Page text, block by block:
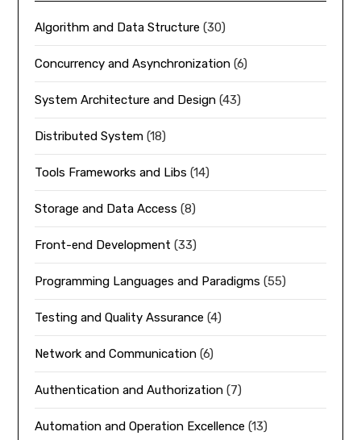
Algorithm and Data Structure (30)
Concurrency and Asynchronization (6)
System Architecture and Design (43)
Distributed System (18)
Tools Frameworks and Libs (14)
Storage and Data Access (8)
Front-end Development (33)
Programming Languages and Paradigms (55)
Testing and Quality Assurance (4)
Network and Communication (6)
Authentication and Authorization (7)
Automation and Operation Excellence (13)